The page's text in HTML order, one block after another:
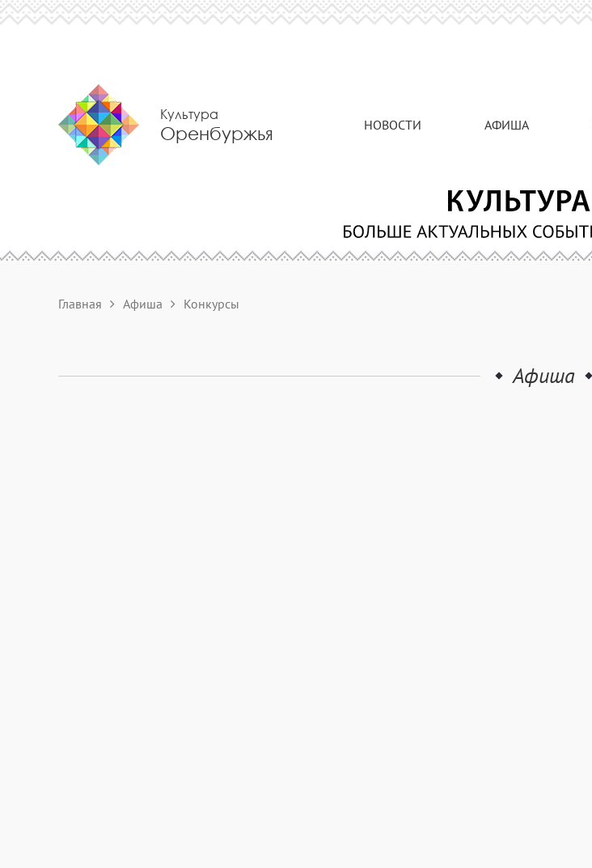
Культура
Оренбуржья НОВОСТИ АФИША
Главная Афиша Конкурсы
Афиша